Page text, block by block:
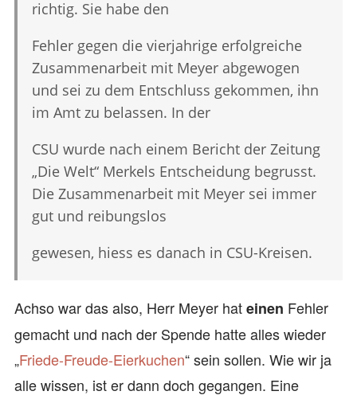
richtig. Sie habe den
Fehler gegen die vierjahrige erfolgreiche
Zusammenarbeit mit Meyer abgewogen
und sei zu dem Entschluss gekommen, ihn
im Amt zu belassen. In der
CSU wurde nach einem Bericht der Zeitung
„Die Welt“ Merkels Entscheidung begrusst.
Die Zusammenarbeit mit Meyer sei immer
gut und reibungslos
gewesen, hiess es danach in CSU-Kreisen.
Achso war das also, Herr Meyer hateinen Fehler
gemacht und nach der Spende hatte alles wieder
„Friede-Freude-Eierkuchen“ sein sollen. Wie wir ja
alle wissen, ist er dann doch gegangen. Eine